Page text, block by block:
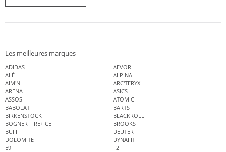
Les meilleures marques
ADIDAS
AEVOR
ALÉ
ALPINA
AIM'N
ARC'TERYX
ARENA
ASICS
ASSOS
ATOMIC
BABOLAT
BARTS
BIRKENSTOCK
BLACKROLL
BOGNER FIRE+ICE
BROOKS
BUFF
DEUTER
DOLOMITE
DYNAFIT
E9
F2